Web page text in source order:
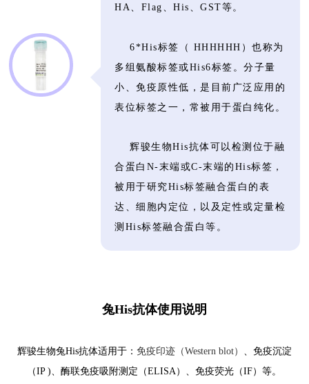
HA、Flag、His、GST等。
6*His标签（ HHHHHH）也称为
多组氨酸标签或His6标签。分子量
小、免疫原性低，是目前广泛应用的
表位标签之一，常被用于蛋白纯化。
辉骏生物His抗体可以检测位于融
合蛋白N-末端或C-末端的His标签，
被用于研究His标签融合蛋白的表
达、细胞内定位，以及定性或定量检
测His标签融合蛋白等。
兔His抗体使用说明
辉骏生物兔His抗体适用于： 免疫印迹（Western blot） 、免疫沉淀
（IP )、酶联免疫吸附测定（ELISA）、免疫荧光（IF）等。